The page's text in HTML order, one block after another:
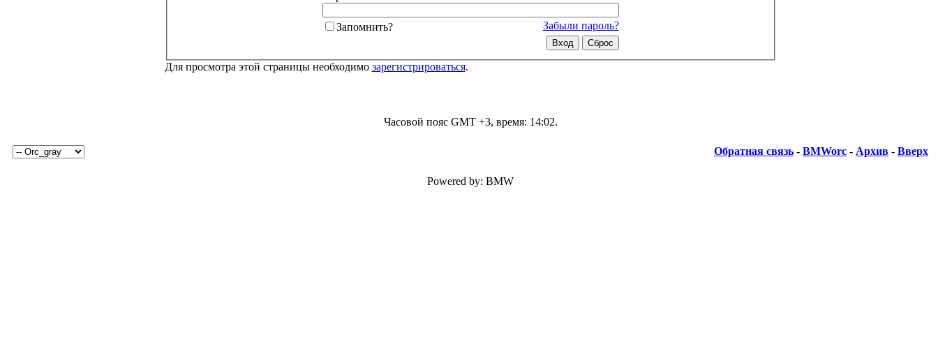
Забыли пароль?
Запомнить?
Для просмотра этой страницы необходимо зарегистрироваться.
Часовой пояс GMT +3, время: 14:02.
Обратная связь - BMWorc - Архив - Вверх
Powered by: BMW